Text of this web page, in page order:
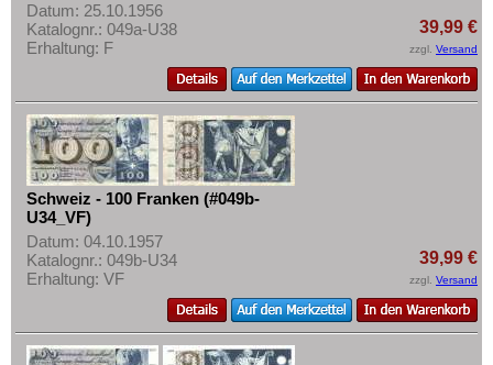
Datum: 25.10.1956
Katalognr.: 049a-U38
Erhaltung: F
39,99 €
zzgl. Versand
Schweiz - 100 Franken (#049b-
U34_VF)
Datum: 04.10.1957
Katalognr.: 049b-U34
Erhaltung: VF
39,99 €
zzgl. Versand